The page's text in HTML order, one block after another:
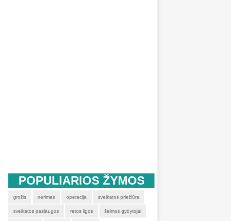
POPULIARIOS ŽYMOS
grožis nerimas operacija sveikatos priežiūra
sveikatos paslaugos retos ligos šeimos gydytojai